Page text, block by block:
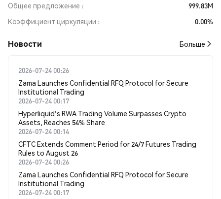
Общее предложение
999.83M
Коэффициент циркуляции
0.00%
Новости Больше
2026-07-24 00:26
Zama Launches Confidential RFQ Protocol for Secure
Institutional Trading
2026-07-24 00:17
Hyperliquid's RWA Trading Volume Surpasses Crypto
Assets, Reaches 54% Share
2026-07-24 00:14
CFTC Extends Comment Period for 24/7 Futures Trading
Rules to August 26
2026-07-24 00:26
Zama Launches Confidential RFQ Protocol for Secure
Institutional Trading
2026-07-24 00:17